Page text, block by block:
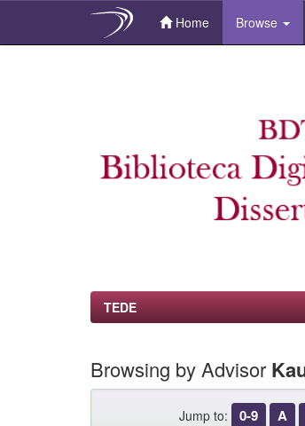
Home Browse
TEDE
Browsing by Advisor
Jump to: 0-9 A